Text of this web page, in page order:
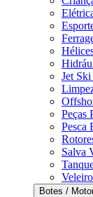
Jet
Peças
Pesca
Salva
Botes /